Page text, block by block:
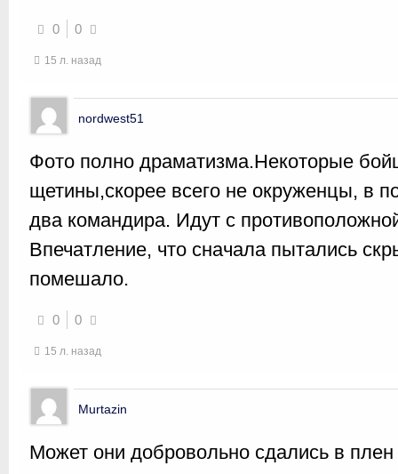
0 0
15 л. назад
nordwest51
Фото полно драматизма.Некоторые
щетины,скорее всего не окруженцы, в
два командира. Идут с
Впечатление, что сначала пытались
помешало.
0 0
15 л. назад
Murtazin
Может они добровольно сдались в плен